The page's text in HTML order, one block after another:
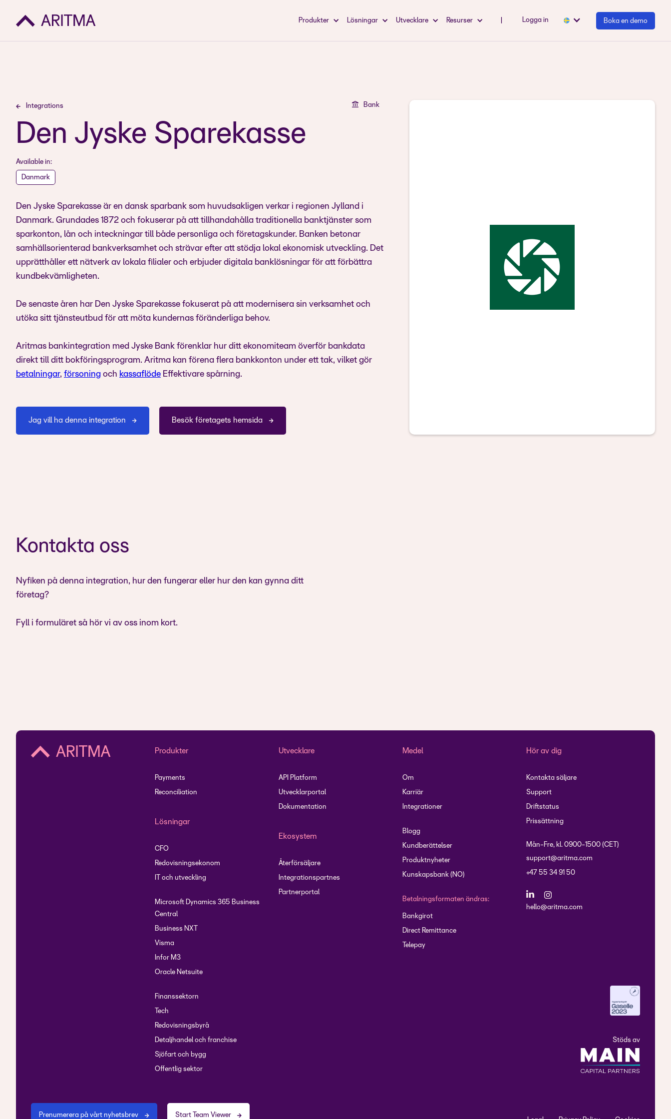
Produkter Lösningar Utvecklare Resurser Logga in Boka en demo
Integrations Bank
Den Jyske Sparekasse
Available in:
Danmark
Den Jyske Sparekasse är en dansk sparbank som huvudsakligen verkar i regionen Jylland i
Danmark. Grundades 1872 och fokuserar på att tillhandahålla traditionella banktjänster som
sparkonton, lån och inteckningar till både personliga och företagskunder. Banken betonar
samhällsorienterad bankverksamhet och strävar efter att stödja lokal ekonomisk utveckling. Det
upprätthåller ett nätverk av lokala filialer och erbjuder digitala banklösningar för att förbättra
kundbekvämligheten.
De senaste åren har Den Jyske Sparekasse fokuserat på att modernisera sin verksamhet och
utöka sitt tjänsteutbud för att möta kundernas föränderliga behov.
Aritmas bankintegration med Jyske Bank förenklar hur ditt ekonomiteam överför bankdata
direkt till ditt bokföringsprogram. Aritma kan förena flera bankkonton under ett tak, vilket gör
betalningar, försoning och kassaflöde Effektivare spårning.
Jag vill ha denna integration Besök företagets hemsida
Kontakta oss
Nyfiken på denna integration, hur den fungerar eller hur den kan gynna ditt
företag?
Fyll i formuläret så hör vi av oss inom kort.
Produkter
Payments
Reconciliation
Lösningar
CFO
Redovisningsekonom
IT och utveckling
Microsoft Dynamics 365 Business
Central
Business NXT
Visma
Infor M3
Oracle Netsuite
Finanssektorn
Tech
Redovisningsbyrå
Detaljhandel och franchise
Sjöfart och bygg
Offentlig sektor
Utvecklare
API Platform
Utvecklarportal
Dokumentation
Ekosystem
Återförsäljare
Integrationspartnes
Partnerportal
Medel
Om
Karriär
Integrationer
Blogg
Kundberättelser
Produktnyheter
Kunskapsbank (NO)
Betalningsformaten ändras:
Bankgirot
Direct Remittance
Telepay
Hör av dig
Kontakta säljare
Support
Driftstatus
Prissättning
Mån-Fre, kl. 0900-1500 (CET)
support@aritma.com
+47 55 34 91 50
hello@aritma.com
Stöds av
Prenumerera på vårt nyhetsbrev Start Team Viewer